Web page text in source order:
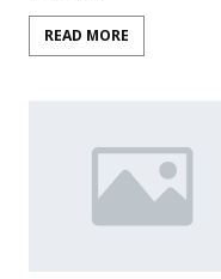
READ MORE